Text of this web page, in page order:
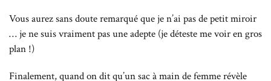
Vous aurez sans doute remarqué que je n’ai pas de petit miroir
… je ne suis vraiment pas une adepte (je déteste me voir en gros
plan !)
Finalement, quand on dit qu’un sac à main de femme révèle